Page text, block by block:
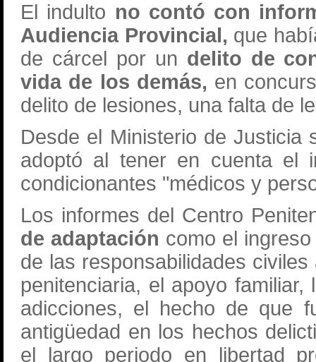
El indulto no contó con
Audiencia Provincial, que
de cárcel por un delito de
vida de los demás, en
delito de lesiones, una falta de
Desde el Ministerio de Justicia
adoptó al tener en cuenta el
condicionantes "médicos y
Los informes del Centro
de adaptación como el
de las responsabilidades
penitenciaria, el apoyo
adicciones, el hecho de que
antigüedad en los hechos
el largo periodo en libertad